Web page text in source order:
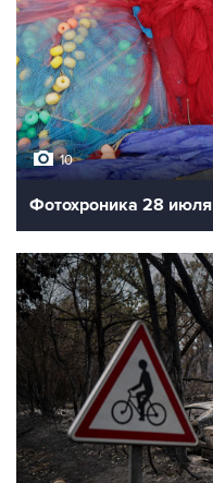
10
Фотохроника 28 июля